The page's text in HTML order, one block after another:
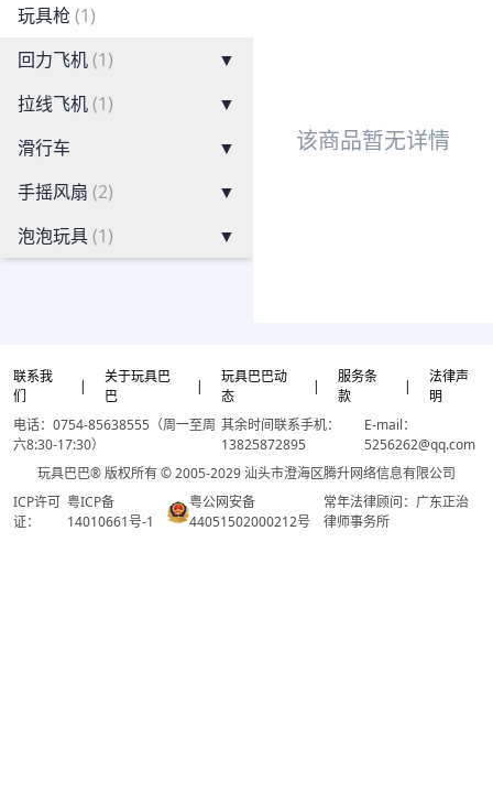
玩具枪 (1)
回力飞机(1)
▼
拉线飞机(1)
▼
滑行车
▼
手摇风扇 (2)
▼
泡泡玩具(1) ▼
该商品暂无详情
联系我
们
|
关于玩具巴
巴
|
玩具巴巴动
态
|
服务条
款
|
法律声
明
电话：0754-85638555（周一至周
六8:30-17:30）
其余时间联系手机：
13825872895
E-mail：
5256262@qq.com
玩具巴巴® 版权所有 © 2005-2029 汕头市澄海区腾升网络信息有限公司
ICP许可
证：
粤ICP备
14010661号-1
粤公网安备
44051502000212号
常年法律顾问：广东正治
律师事务所